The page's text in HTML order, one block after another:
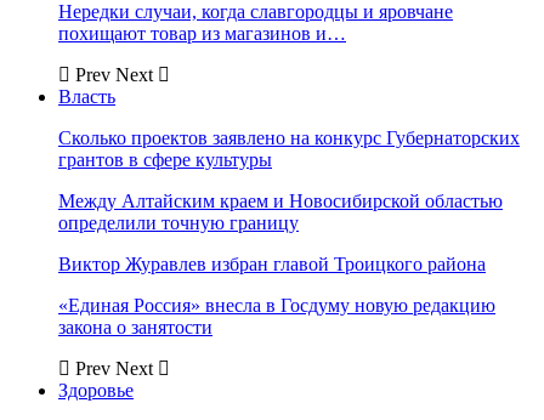
Нередки случаи, когда славгородцы и яровчане
похищают товар из магазинов и…
Prev Next
Власть
Сколько проектов заявлено на конкурс Губернаторских
грантов в сфере культуры
Между Алтайским краем и Новосибирской областью
определили точную границу
Виктор Журавлев избран главой Троицкого района
«Единая Россия» внесла в Госдуму новую редакцию
закона о занятости
Prev Next
Здоровье